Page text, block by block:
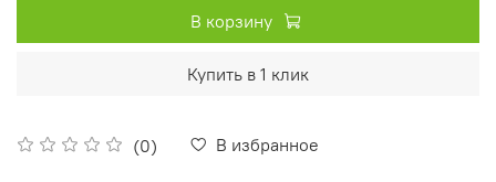
(0) В избранное
В корзину
Купить в 1 клик